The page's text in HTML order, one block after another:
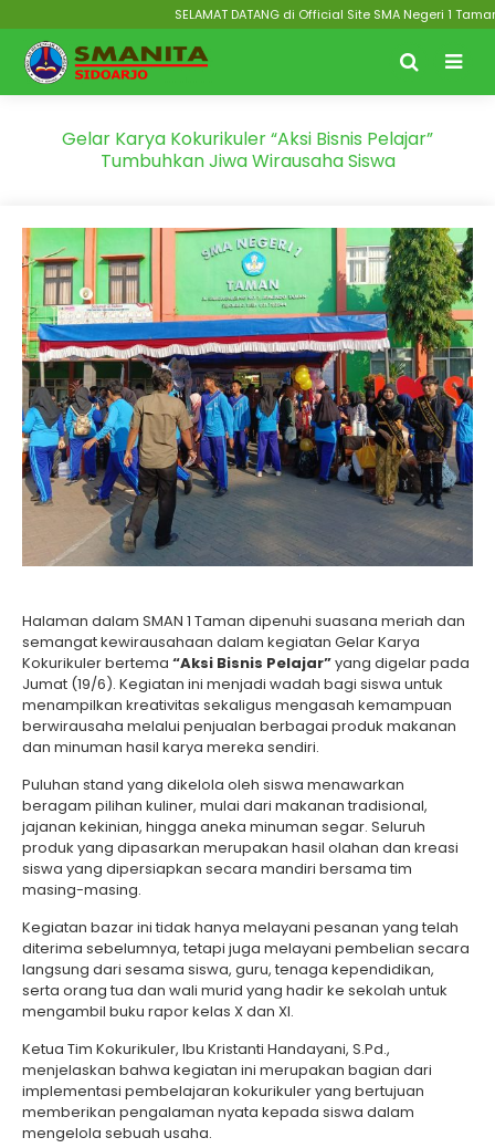
SELAMAT DATANG di Official Site SMA Negeri 1 Taman
Gelar Karya Kokurikuler “Aksi Bisnis Pelajar”
Tumbuhkan Jiwa Wirausaha Siswa
Halaman dalam SMAN 1 Taman dipenuhi suasana meriah dan
semangat kewirausahaan dalam kegiatan Gelar Karya
Kokurikuler bertema “Aksi Bisnis Pelajar”yang digelar pada
Jumat (19/6). Kegiatan ini menjadi wadah bagi siswa untuk
menampilkan kreativitas sekaligus mengasah kemampuan
berwirausaha melalui penjualan berbagai produk makanan
dan minuman hasil karya mereka sendiri.
Puluhan stand yang dikelola oleh siswa menawarkan
beragam pilihan kuliner, mulai dari makanan tradisional,
jajanan kekinian, hingga aneka minuman segar. Seluruh
produk yang dipasarkan merupakan hasil olahan dan kreasi
siswa yang dipersiapkan secara mandiri bersama tim
masing-masing.
Kegiatan bazar ini tidak hanya melayani pesanan yang telah
diterima sebelumnya, tetapi juga melayani pembelian secara
langsung dari sesama siswa, guru, tenaga kependidikan,
serta orang tua dan wali murid yang hadir ke sekolah untuk
mengambil buku rapor kelas X dan XI.
Ketua Tim Kokurikuler, Ibu Kristanti Handayani, S.Pd.,
menjelaskan bahwa kegiatan ini merupakan bagian dari
implementasi pembelajaran kokurikuler yang bertujuan
memberikan pengalaman nyata kepada siswa dalam
mengelola sebuah usaha.